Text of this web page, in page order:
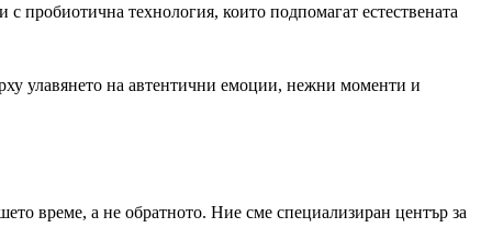
пробиотична технология, които подпомагат естествената
улавянето на автентични емоции, нежни моменти и
време, а не обратното. Ние сме специализиран център за